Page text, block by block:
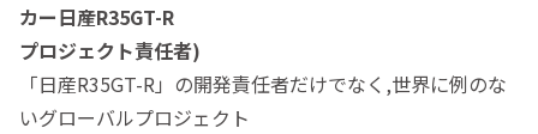
カー日産R35GT-R
プロジェクト責任者)
「日産R35GT-R」の開発責任者だけでなく,世界に例のな
いグローバルプロジェクト